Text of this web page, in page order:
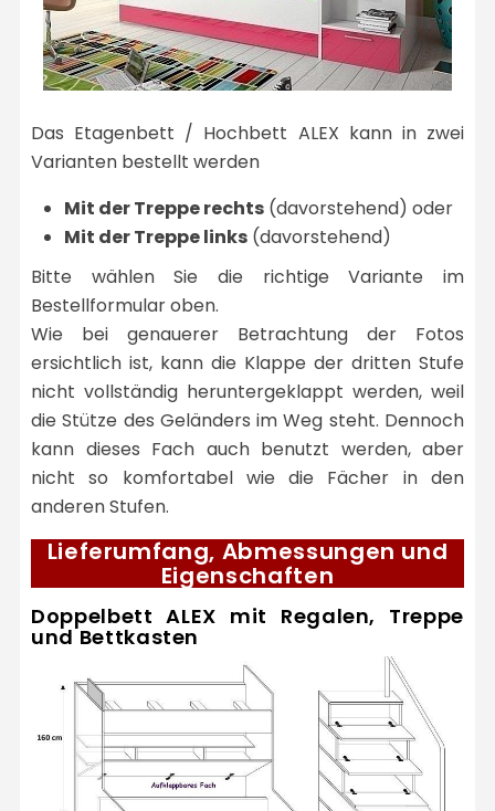
Das Etagenbett / Hochbett ALEX kann in zwei
Varianten bestellt werden
Mit der Treppe rechts (davorstehend) oder
Mit der Treppe links (davorstehend)
Bitte wählen Sie die richtige Variante im
Bestellformular oben.
Wie bei genauerer Betrachtung der Fotos
ersichtlich ist, kann die Klappe der dritten Stufe
nicht vollständig heruntergeklappt werden, weil
die Stütze des Geländers im Weg steht. Dennoch
kann dieses Fach auch benutzt werden, aber
nicht so komfortabel wie die Fächer in den
anderen Stufen.
Lieferumfang, Abmessungen und
Eigenschaften
Doppelbett ALEX mit Regalen, Treppe
und Bettkasten